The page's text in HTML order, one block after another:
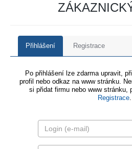
Přihlášení Registrace
Po přihlášení lze zdarma upravit,
profil nebo odkaz na www stránku.
si přidat firmu nebo www stránku,
Registrace.